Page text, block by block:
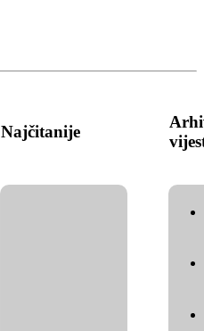
Najčitanije